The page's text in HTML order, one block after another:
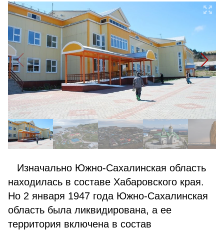
Изначально Южно-Сахалинская область
находилась в составе Хабаровского края.
Но 2 января 1947 года Южно-Сахалинская
область была ликвидирована, а ее
территория включена в состав